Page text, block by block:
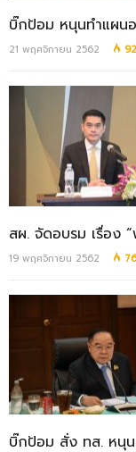
บิ๊กป้อม หนุนทำแผน
21 พฤศจิกายน 2562
สผ. จัดอบรม เรื่อง
19 พฤศจิกายน 2562
บิ๊กป้อม สั่ง ทส. หนุน